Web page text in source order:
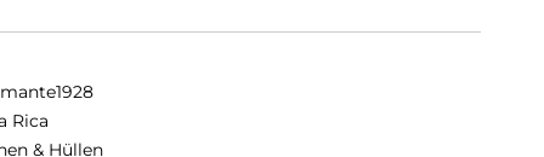
Rica
& Hüllen